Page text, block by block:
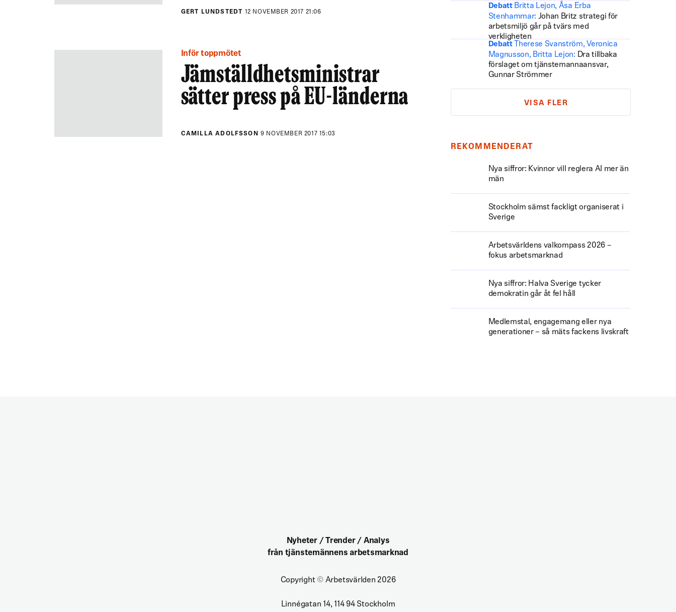
GERT LUNDSTEDT 12 NOVEMBER 2017 21:06
Inför toppmötet
Jämställdhetsministrar
sätter press på EU-länderna
CAMILLA ADOLFSSON9 NOVEMBER 2017 15:03
Debatt Britta Lejon, Åsa Erba
Stenhammar: Johan Britz strategi för
arbetsmiljö går på tvärs med
verkligheten
Debatt
Therese Svanström, Veronica
Magnusson, Britta Lejon: Dra tillbaka
förslaget om tjänstemannaansvar,
Gunnar Strömmer
VISA FLER
REKOMMENDERAT
Nya siffror: Kvinnor vill reglera AI mer än
män
Stockholm sämst fackligt organiserat i
Sverige
Arbetsvärldens valkompass 2026 –
fokus arbetsmarknad
Nya siffror: Halva Sverige tycker
demokratin går åt fel håll
Medlemstal, engagemang eller nya
generationer – så mäts fackens livskraft
Nyheter / Trender / Analys
från tjänstemännens arbetsmarknad
Copyright ©Arbetsvärlden 2026
Linnégatan 14, 114 94 Stockholm